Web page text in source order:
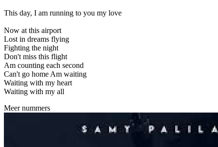
This day, I am running to you my love
Now at this airport
Lost in dreams flying
Fighting the night
Don't miss this flight
Am counting each second
Can't go home Am waiting
Waiting with my heart
Waiting with my all
Meer nummers